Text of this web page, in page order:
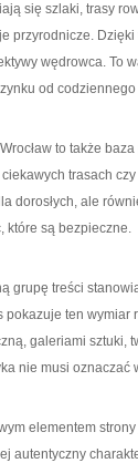
się szlaki, trasy
przyrodnicze.
wędrowca. To
od
to także
trasach
dorosłych, ale
które są bezpieczne.
grupę treści
pokazuje ten wymiar
galeriami sztuki,
nie musi oznaczać
elementem
autentyczny